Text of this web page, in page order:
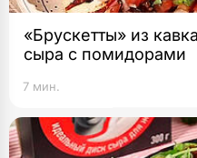
«Брускетты» из
сыра с помидорами
7 мин.